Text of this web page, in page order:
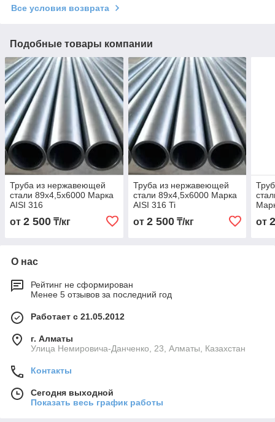
Все условия возврата
Подобные товары компании
Труба из нержавеющей
стали 89х4,5х6000 Марка
AISI 316
от 2 500 ₸/кг
Труба из нержавеющей
стали 89х4,5х6000 Марка
AISI 316 Ti
от 2 500₸/кг от
О нас
Рейтинг не сформирован
Менее 5 отзывов за последний год
Работает с 21.05.2012
г. Алматы
Улица Немировича-Данченко, 23, Алматы, Казахстан
Контакты
Сегодня выходной
Показать весь график работы